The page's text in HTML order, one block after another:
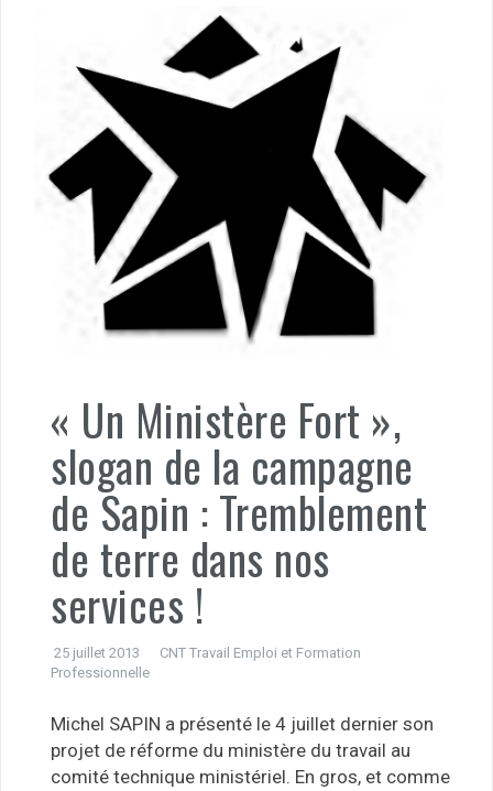
« Un Ministère Fort »,
slogan de la campagne
de Sapin : Tremblement
de terre dans nos
services !
25 juillet 2013
CNT Travail Emploi et Formation
Professionnelle
Michel SAPIN a présenté le 4 juillet dernier son
projet de réforme du ministère du travail au
comité technique ministériel. En gros, et comme